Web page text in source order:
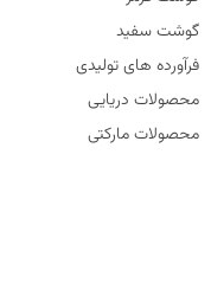
گوشت سفید
فرآورده های تولیدی
محصولات دریایی
محصولات مارکتی